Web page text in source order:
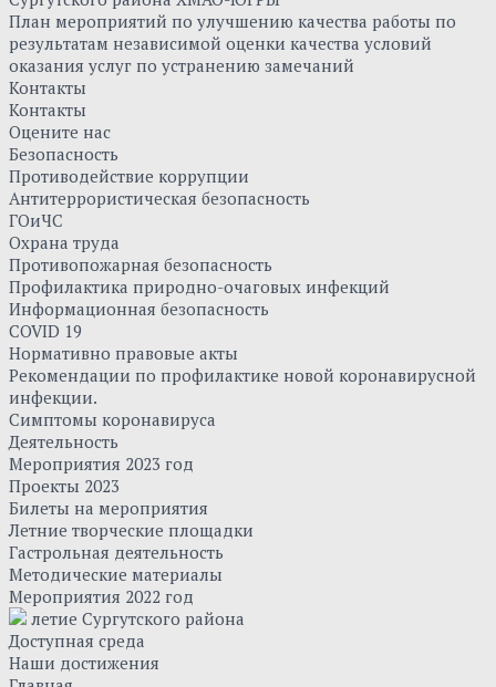
План мероприятий по улучшению качества работы по
результатам независимой оценки качества условий
оказания услуг по устранению замечаний
Контакты
Контакты
Оцените нас
Безопасность
Противодействие коррупции
Антитеррористическая безопасность
ГОиЧС
Охрана труда
Противопожарная безопасность
Профилактика природно-очаговых инфекций
Информационная безопасность
COVID 19
Нормативно правовые акты
Рекомендации по профилактике новой коронавирусной
инфекции.
Симптомы коронавируса
Деятельность
Мероприятия 2023 год
Проекты 2023
Билеты на мероприятия
Летние творческие площадки
Гастрольная деятельность
Методические материалы
Мероприятия 2022 год
летие Сургутского района
Доступная среда
Наши достижения